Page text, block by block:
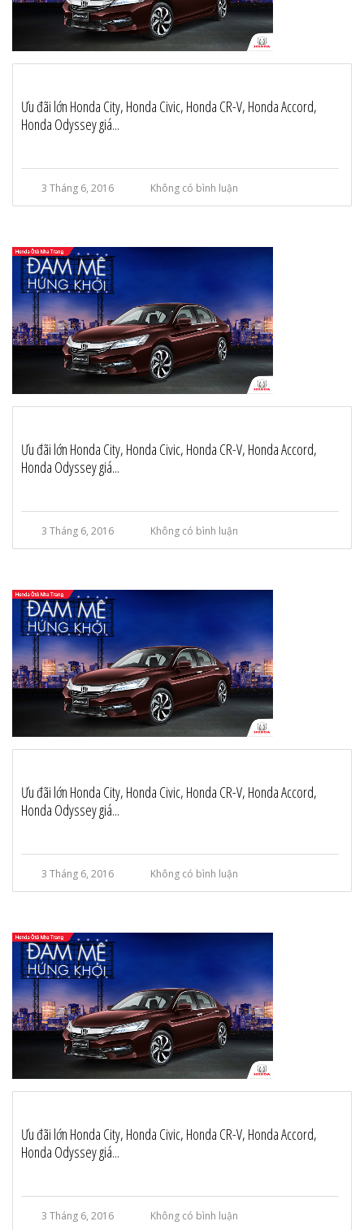
Ưu đãi lớn Honda City, Honda Civic, Honda CR-V, Honda Accord,
Honda Odyssey giá...
3 Tháng 6, 2016 Không có bình luận
Ưu đãi lớn Honda City, Honda Civic, Honda CR-V, Honda Accord,
Honda Odyssey giá...
3 Tháng 6, 2016 Không có bình luận
Ưu đãi lớn Honda City, Honda Civic, Honda CR-V, Honda Accord,
Honda Odyssey giá...
3 Tháng 6, 2016 Không có bình luận
Ưu đãi lớn Honda City, Honda Civic, Honda CR-V, Honda Accord,
Honda Odyssey giá...
3 Tháng 6, 2016 Không có bình luận